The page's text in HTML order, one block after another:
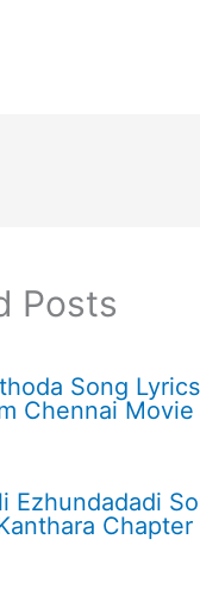
Posts
Song
Chennai Movie
Ezhundadadi
Chapter